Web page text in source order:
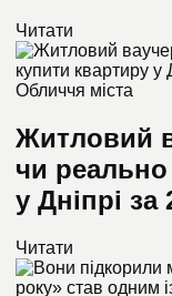
Читати
Обличчя міста
Житловий
чи реально
у Дніпрі
Читати